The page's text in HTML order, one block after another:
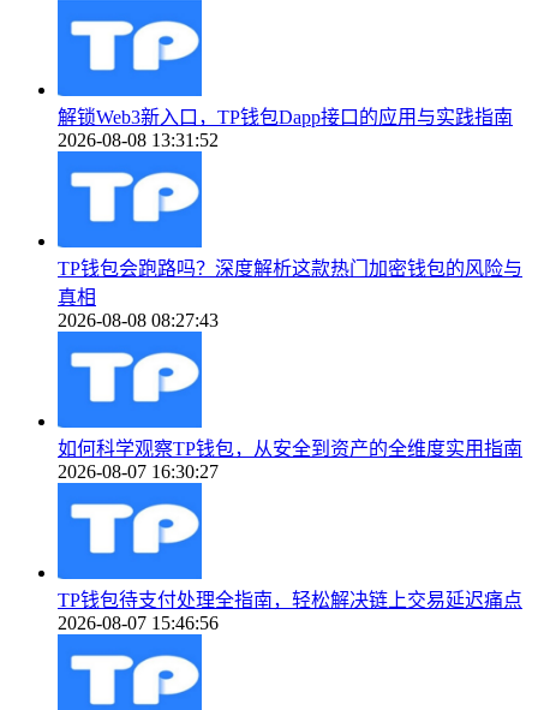
解锁Web3新入口，TP钱包Dapp接口的应用与实践指南
2026-08-08 13:31:52
TP钱包会跑路吗？深度解析这款热门加密钱包的风险与
真相
2026-08-08 08:27:43
如何科学观察TP钱包，从安全到资产的全维度实用指南
2026-08-07 16:30:27
TP钱包待支付处理全指南，轻松解决链上交易延迟痛点
2026-08-07 15:46:56